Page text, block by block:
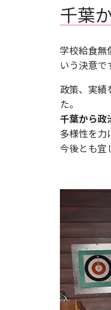
千葉
学校給食無
いう決意で
政策、実績
た。
千葉から政
多様性を力
今後とも宜